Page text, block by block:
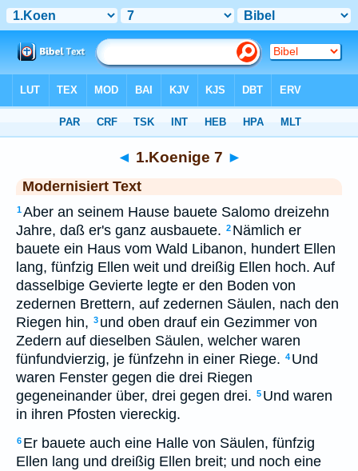
◄ 1.Koenige 7 ►
Modernisiert Text
1Aber an seinem Hause bauete Salomo dreizehn
Jahre, daß er's ganz ausbauete. 2 Nämlich er
bauete ein Haus vom Wald Libanon, hundert Ellen
lang, fünfzig Ellen weit und dreißig Ellen hoch. Auf
dasselbige Gevierte legte er den Boden von
zedernen Brettern, auf zedernen Säulen, nach den
Riegen hin, 3 und oben drauf ein Gezimmer von
Zedern auf dieselben Säulen, welcher waren
fünfundvierzig, je fünfzehn in einer Riege. 4 Und
waren Fenster gegen die drei Riegen
gegeneinander über, drei gegen drei. 5 Und waren
in ihren Pfosten viereckig.
6 Er bauete auch eine Halle von Säulen, fünfzig
Ellen lang und dreißig Ellen breit; und noch eine